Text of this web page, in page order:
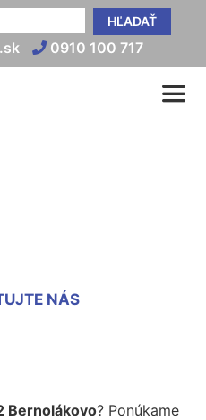
HĽADAŤ
0910 100 717
NÁS
Bernolákovo? Ponúkame